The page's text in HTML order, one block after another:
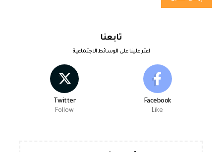
تابعنا
اعثر علينا على الوسائط الاجتماعية
Facebook
Like
Twitter
Follow